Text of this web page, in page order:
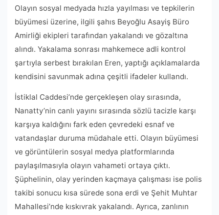
Olayın sosyal medyada hızla yayılması ve tepkilerin
büyümesi üzerine, ilgili şahıs Beyoğlu Asayiş Büro
Amirliği ekipleri tarafından yakalandı ve gözaltına
alındı. Yakalama sonrası mahkemece adli kontrol
şartıyla serbest bırakılan Eren, yaptığı açıklamalarda
kendisini savunmak adına çeşitli ifadeler kullandı.
İstiklal Caddesi’nde gerçekleşen olay sırasında,
Nanatty’nin canlı yayını sırasında sözlü tacizle karşı
karşıya kaldığını fark eden çevredeki esnaf ve
vatandaşlar duruma müdahale etti. Olayın büyümesi
ve görüntülerin sosyal medya platformlarında
paylaşılmasıyla olayın vahameti ortaya çıktı.
Şüphelinin, olay yerinden kaçmaya çalışması ise polis
takibi sonucu kısa sürede sona erdi ve Şehit Muhtar
Mahallesi’nde kıskıvrak yakalandı. Ayrıca, zanlının